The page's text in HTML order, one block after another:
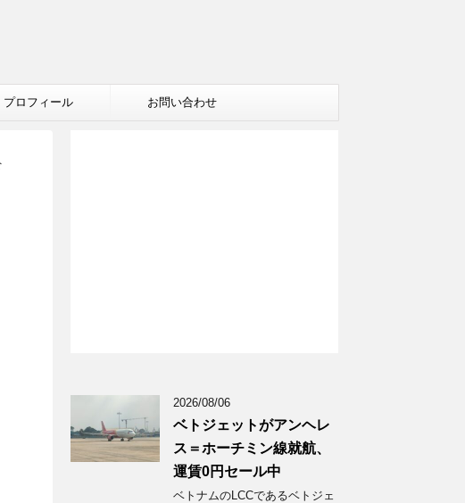
プロフィール お問い合わせ
2026/08/06
ベトジェットがアンヘレ
ス＝ホーチミン線就航、
運賃0円セール中
ベトナムのLCCであるベトジェ